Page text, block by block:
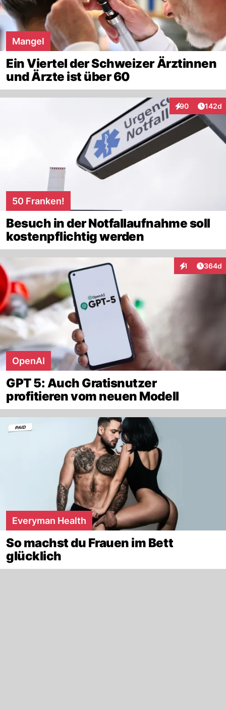
Mangel
Ein Viertel der Schweizer Ärztinnen
und Ärzte ist über 60
90
Interaktionen
142d
50 Franken!
Besuch in der Notfallaufnahme soll
kostenpflichtig werden
1
Interaktionen
364d
OpenAI
GPT 5: Auch Gratisnutzer
profitieren vom neuen Modell
Everyman Health
So machst du Frauen im Bett
glücklich